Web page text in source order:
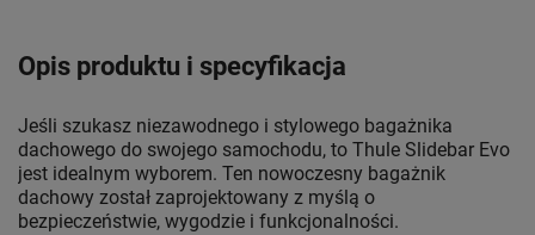
Opis produktu i specyfikacja
Jeśli szukasz niezawodnego i stylowego bagażnika
dachowego do swojego samochodu, to Thule Slidebar Evo
jest idealnym wyborem. Ten nowoczesny bagażnik
dachowy został zaprojektowany z myślą o
bezpieczeństwie, wygodzie i funkcjonalności.